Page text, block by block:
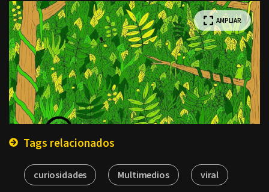
AMPLIAR
Tags relacionados
curiosidades Multimedios viral